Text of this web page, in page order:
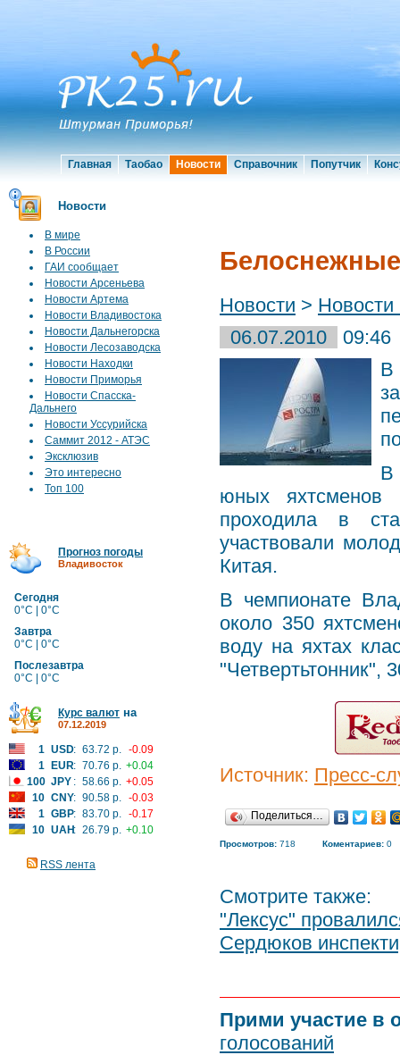
Главная Таобао Новости Справочник Попутчик
Новости
В мире
В России
ГАИ сообщает
Новости Арсеньева
Новости Артема
Новости Владивостока
Новости Дальнегорска
Новости Лесозаводска
Новости Находки
Новости Приморья
Новости Спасска-
Дальнего
Новости Уссурийска
Саммит 2012 - АТЭС
Эксклюзив
Это интересно
Топ 100
Прогноз погоды
Владивосток
Сегодня
0°C | 0°C
Завтра
0°C | 0°C
Послезавтра
0°C | 0°C
Курс валют на
07.12.2019
1 USD: 63.72 р. -0.09
1
EUR: 70.76 р. +0.04
100 JPY : 58.66 р. +0.05
10 CNY: 90.58 р. -0.03
1 GBP: 83.70 р. -0.17
10 UAH: 26.79 р. +0.10
RSS лента
Новости > Новости
06.07.2010
09:46
В
В
юных яхтсменов
проходила в
участвовали
Китая.
В чемпионате
около 350
воду на яхтах
"Четвертьтонник",
Источник: Пресс-
Поделиться…
Просмотров: 718 Коментариев: 0
Смотрите также:
"Лексус"
Сердюков
Прими участие в
голосований